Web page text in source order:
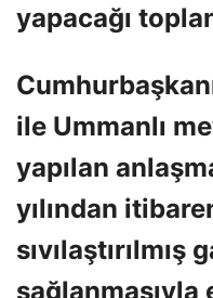
yapacağı
ile Ummanlı
yapılan
yılından